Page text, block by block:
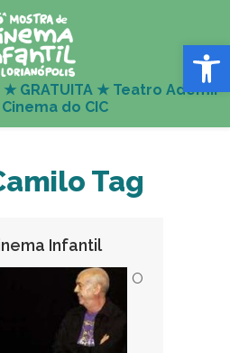
Abrir
Tag
Infantil
O